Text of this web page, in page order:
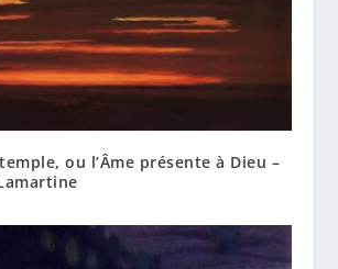
ou l’Âme présente à Dieu –